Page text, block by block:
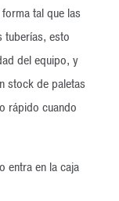
tal que las
tuberías, esto
del equipo, y
stock de paletas
rápido cuando
entra en la caja